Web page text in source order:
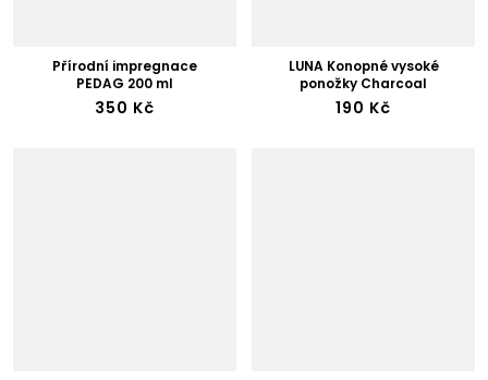
Přírodní impregnace
PEDAG 200 ml
350 Kč
LUNA Konopné vysoké
ponožky Charcoal
190 Kč